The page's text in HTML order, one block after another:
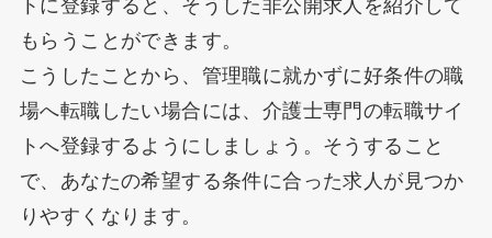
トに登録すると、そうした非公開求人を紹介して
もらうことができます。
こうしたことから、管理職に就かずに好条件の職
場へ転職したい場合には、介護士専門の転職サイ
トへ登録するようにしましょう。そうすること
で、あなたの希望する条件に合った求人が見つか
りやすくなります。